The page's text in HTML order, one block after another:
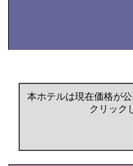
本ホテルは現在価格が
クリック